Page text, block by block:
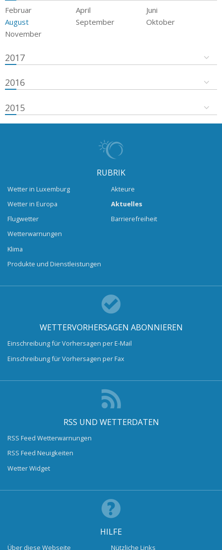
Februar April
Juni
August
September
Oktober
November
2017
2016
2015
RUBRIK
Wetter in Luxemburg
Wetter in Europa
Flugwetter
Wetterwarnungen
Klima
Produkte und Dienstleistungen
Akteure
Aktuelles
Barrierefreiheit
WETTERVORHERSAGEN ABONNIEREN
Einschreibung für Vorhersagen per E-Mail
Einschreibung für Vorhersagen per Fax
RSS UND WETTERDATEN
RSS Feed Wetterwarnungen
RSS Feed Neuigkeiten
Wetter Widget
HILFE
Über diese Webseite Nützliche Links